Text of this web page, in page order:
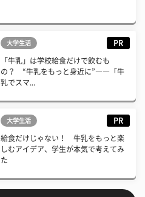
大学生活 PR
「牛乳」は学校給食だけで飲むも
の？ “牛乳をもっと身近に”――「牛
乳でスマ...
大学生活 PR
給食だけじゃない！ 牛乳をもっと楽
しむアイデア、学生が本気で考えてみ
た